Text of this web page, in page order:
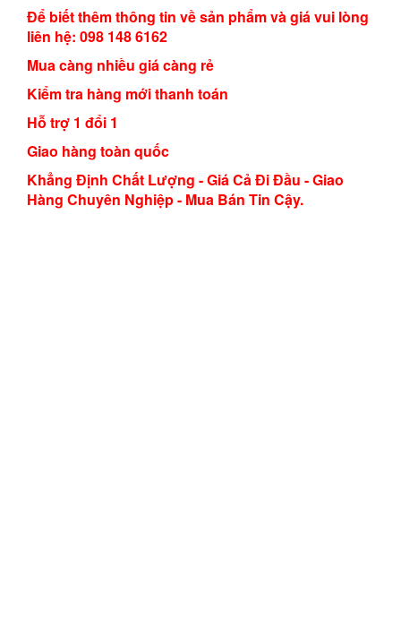
Để biết thêm thông tin về sản phẩm và giá vui lòng
liên hệ: 098 148 6162
Mua càng nhiều giá càng rẻ
Kiểm tra hàng mới thanh toán
Hỗ trợ 1 đổi 1
Giao hàng toàn quốc
Khẳng Định Chất Lượng - Giá Cả Đi Đầu - Giao
Hàng Chuyên Nghiệp - Mua Bán Tin Cậy.